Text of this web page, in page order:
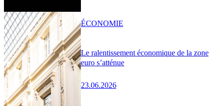
Le ralentissement économique de la zone
euro s’atténue
23.06.2026
ÉCONOMIE